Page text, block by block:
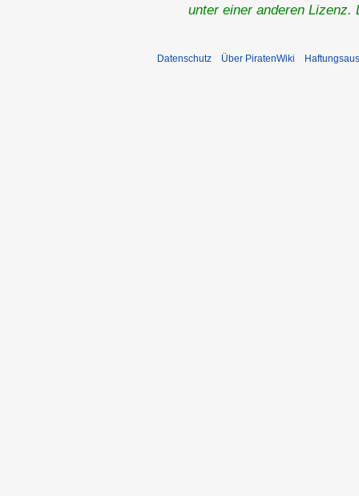
unter einer anderen
Datenschutz Über PiratenWiki